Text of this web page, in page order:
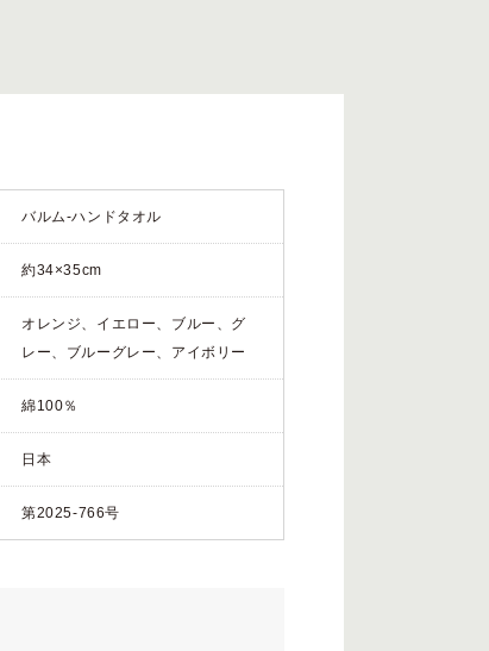
バルム-ハンドタオル
約34×35cm
オレンジ、イエロー、ブルー、グ
レー、ブルーグレー、アイボリー
綿100％
日本
第2025-766号